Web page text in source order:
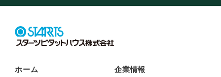
ホーム 企業情報